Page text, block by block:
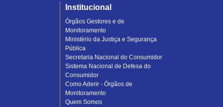
Institucional
Órgãos Gestores e de
Monitoramento
Ministério da Justiça e Segurança
Pública
Secretaria Nacional do Consumidor
Sistema Nacional de Defesa do
Consumidor
Como Aderir - Órgãos de
Monitoramento
Quem Somos